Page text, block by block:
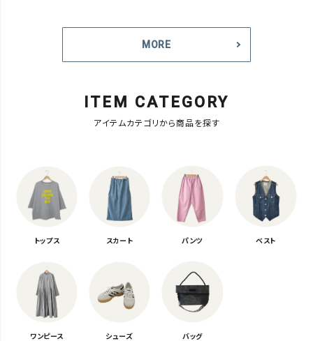
MORE
ITEM CATEGORY
アイテムカテゴリから商品を探す
トップス スカート パンツ ベスト
ワンピース シューズ バッグ